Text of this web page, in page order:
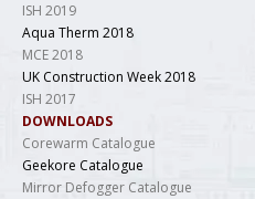
ISH 2019
Aqua Therm 2018
MCE 2018
UK Construction Week 2018
ISH 2017
DOWNLOADS
Corewarm Catalogue
Geekore Catalogue
Mirror Defogger Catalogue